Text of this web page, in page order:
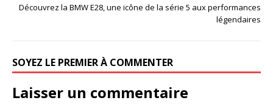
Découvrez la BMW E28, une icône de la série 5 aux performances
légendaires
SOYEZ LE PREMIER À COMMENTER
Laisser un commentaire